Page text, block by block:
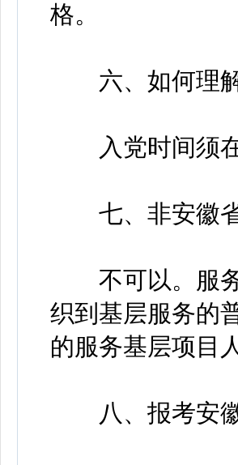
格。
六、如何理解
入党时间须在
七、非安徽省
不可以。服务
织到基层服务的
的服务基层项目
八、报考安徽